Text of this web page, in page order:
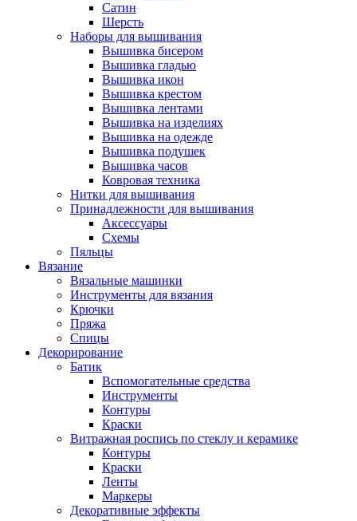
Сатин
Шерсть
Наборы для вышивания
Вышивка бисером
Вышивка гладью
Вышивка икон
Вышивка крестом
Вышивка лентами
Вышивка на изделиях
Вышивка на одежде
Вышивка подушек
Вышивка часов
Ковровая техника
Нитки для вышивания
Принадлежности для вышивания
Аксессуары
Схемы
Пяльцы
Вязание
Вязальные машинки
Инструменты для вязания
Крючки
Пряжа
Спицы
Декорирование
Батик
Вспомогательные средства
Инструменты
Контуры
Краски
Витражная роспись по стеклу и керамике
Контуры
Краски
Ленты
Маркеры
Декоративные эффекты